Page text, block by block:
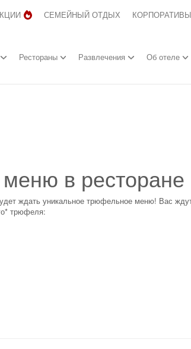
СЕМЕЙНЫЙ ОТДЫХ
Рестораны Развлечения Об отеле
в ресторане
ждать уникальное трюфельное меню! Вас
трюфеля: